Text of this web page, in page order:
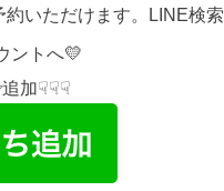
いただけます。LINE検索
ントへ💛
追加☟☟☟